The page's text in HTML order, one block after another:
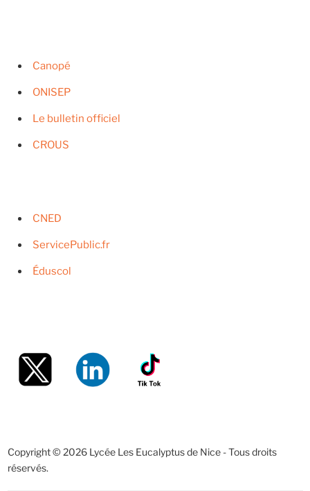
Canopé
ONISEP
Le bulletin officiel
CROUS
CNED
ServicePublic.fr
Éduscol
Copyright © 2026 Lycée Les Eucalyptus de Nice - Tous droits
réservés.